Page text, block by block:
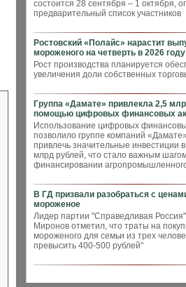
состоится 28 сентября – 1 октября,
предварительный список участников
Ростовский «Полайс» нарастит
мороженого на четверть в 2026 году
Рост производства планируется
увеличения доли собственных
Группа «Дамате» привлекла 2,5
помощью цифровых финансовых
Использование цифровых
позволило группе компаний
привлечь значительные инвестиции
млрд рублей, что стало важным
финансировании
В ГД призвали разобраться с
мороженое
Лидер партии "Справедливая
Миронов отметил, что траты на
мороженого для семьи из трех
превысить 400-500 рублей"